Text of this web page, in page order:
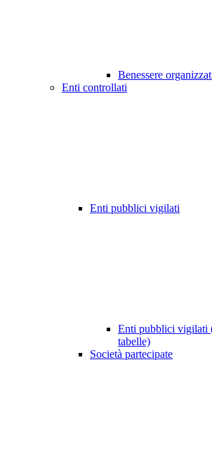
Benessere
Enti controllati
Enti pubblici vigilati
Enti pubblici vigilati
tabelle)
Società partecipate